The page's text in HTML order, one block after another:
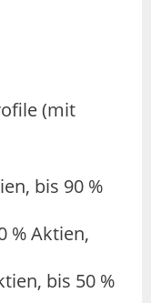
(mit
bis 90 %
% Aktien,
bis 50 %